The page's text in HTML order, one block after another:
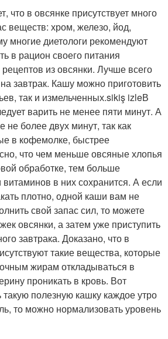
что в овсянке присутствует много
веществ: хром, железо, йод,
многие диетологи рекомендуют
в рацион своего питания
из овсянки. Лучше всего
завтрак. Кашу можно приготовить
так и измельченных.sikiş izleВ
варить не менее пяти минут. А
не более двух минут, так как
в кофемолке, быстрее
что чем меньше овсяные хлопья
обработке, тем больше
в них сохранится. А если
плотно, одной каши вам не
свой запас сил, то можете
овсянки, а затем уже приступить
завтрака. Доказано, что в
такие вещества, которые
жирам откладываться в
проникать в кровь. Вот
полезную кашку каждое утро
то можно нормализовать уровень